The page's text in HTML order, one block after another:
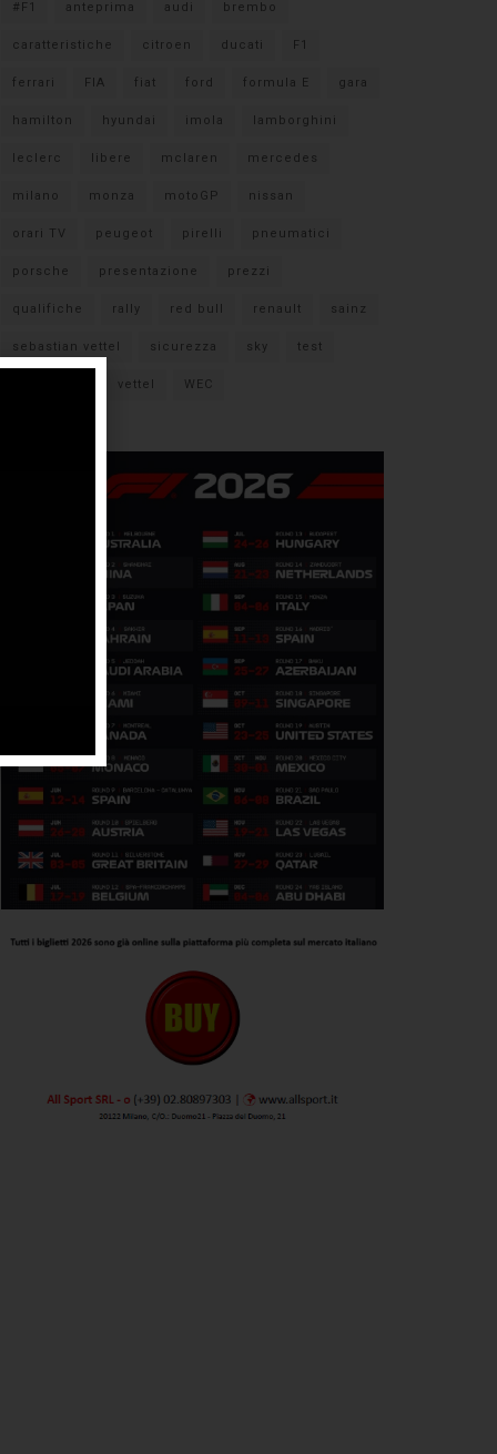
#F1 anteprima audi brembo
caratteristiche citroen ducati F1
ferrari FIA fiat ford formula E gara
hamilton hyundai imola lamborghini
leclerc libere mclaren mercedes
milano monza motoGP nissan
orari TV peugeot pirelli pneumatici
porsche presentazione prezzi
qualifiche rally red bull renault sainz
sebastian vettel sicurezza sky test
vettel WEC